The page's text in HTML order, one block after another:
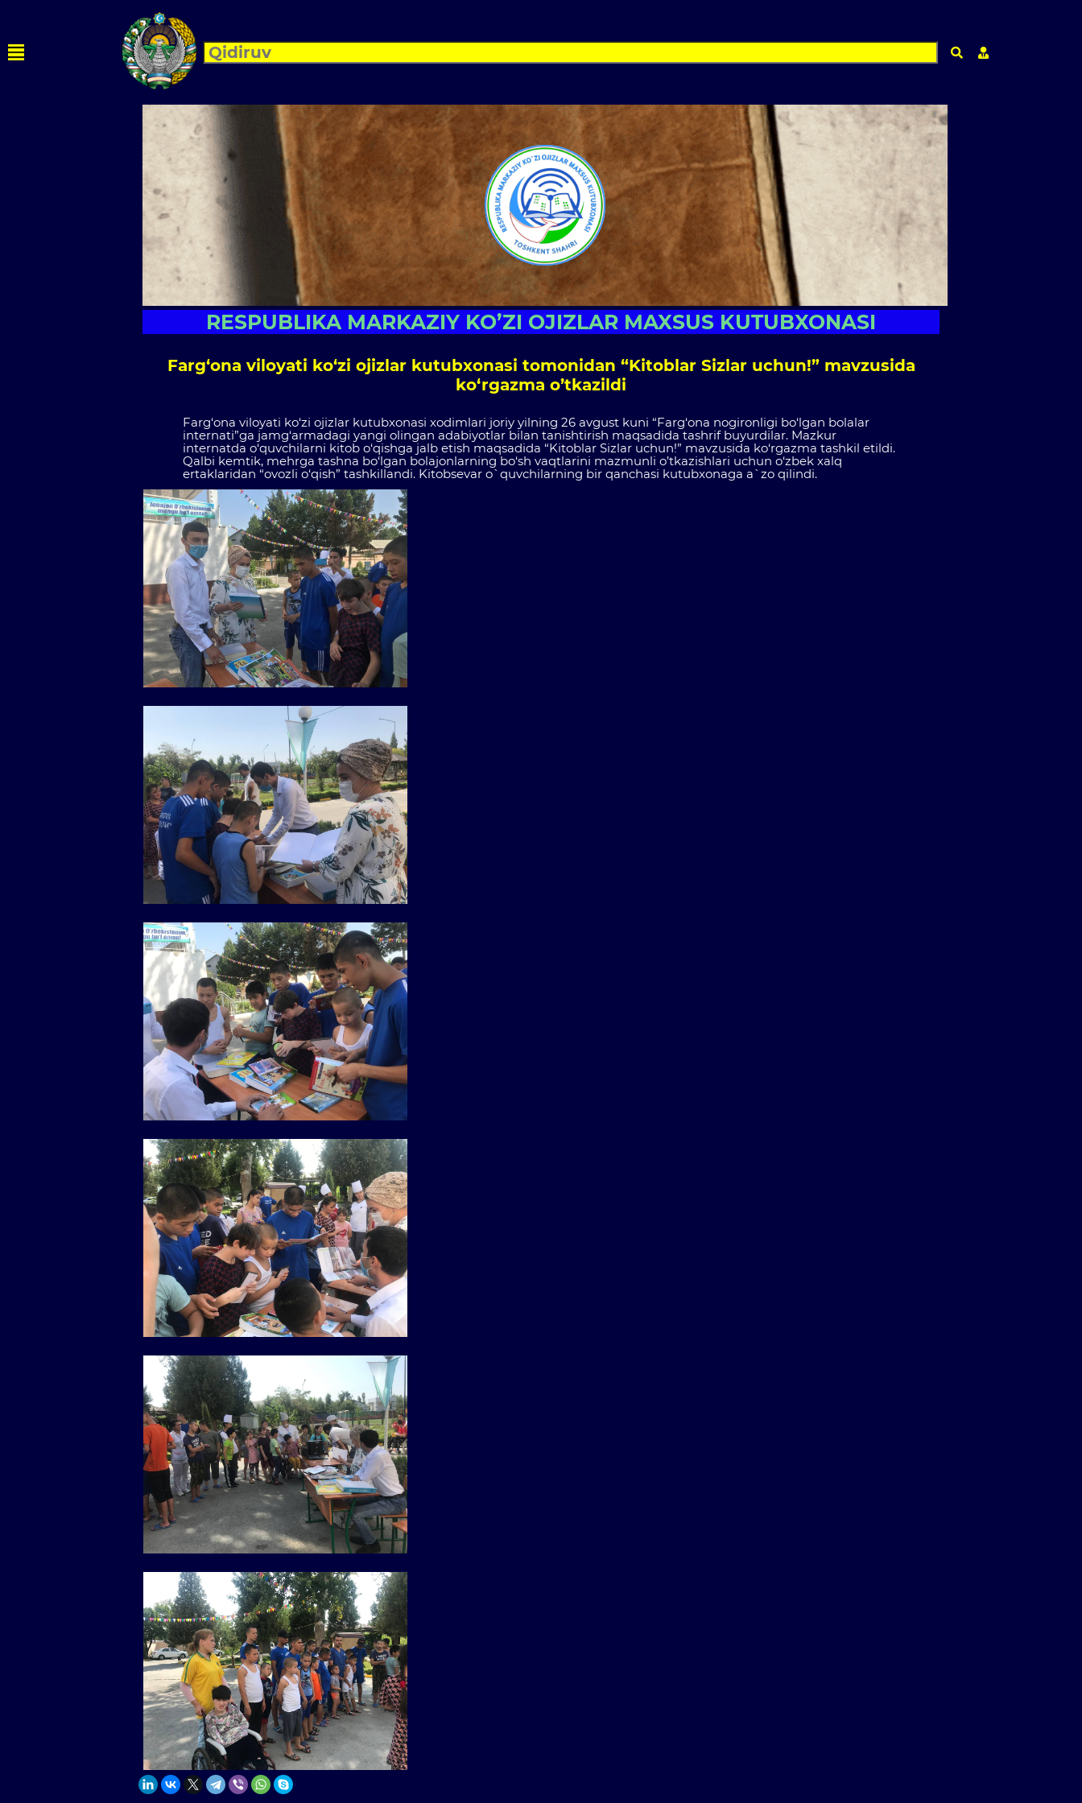
QidirishShaxsiy kabinet
RESPUBLIKA MARKAZIY KO’ZI OJIZLAR MAXSUS KUTUBXONASI
Farg‘ona viloyati ko‘zi ojizlar kutubxonasi tomonidan “Kitoblar Sizlar uchun!” mavzusida
ko‘rgazma o’tkazildi
Farg‘ona viloyati ko‘zi ojizlar kutubxonasi xodimlari joriy yilning 26 avgust kuni “Farg‘ona nogironligi bo‘lgan bolalar
internati”ga jamg‘armadagi yangi olingan adabiyotlar bilan tanishtirish maqsadida tashrif buyurdilar. Mazkur
internatda o‘quvchilarni kitob o‘qishga jalb etish maqsadida “Kitoblar Sizlar uchun!” mavzusida ko‘rgazma tashkil etildi.
Qalbi kemtik, mehrga tashna bo‘lgan bolajonlarning bo‘sh vaqtlarini mazmunli o’tkazishlari uchun o‘zbek xalq
ertaklaridan “ovozli o‘qish” tashkillandi. Kitobsevar o`quvchilarning bir qanchasi kutubxonaga a`zo qilindi.